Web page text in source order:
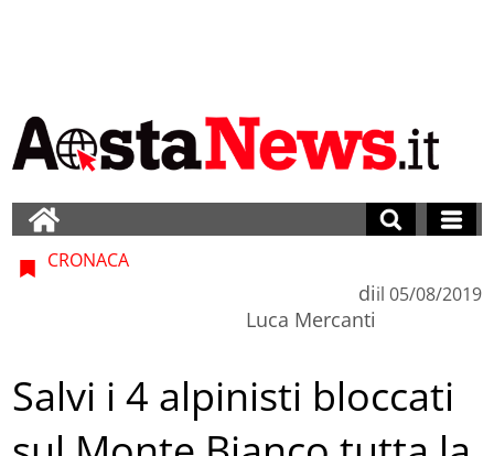
CRONACA
di
Luca Mercanti
il 05/08/2019
Salvi i 4 alpinisti bloccati